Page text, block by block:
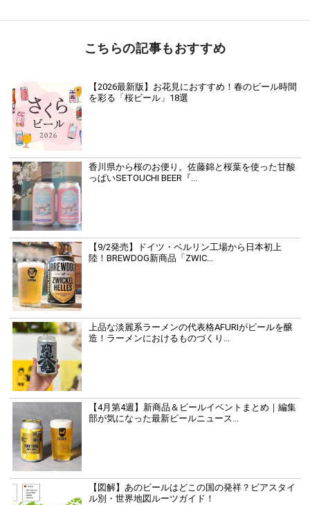
こちらの記事もおすすめ
【2026最新版】お花見におすすめ！春のビール時間
を彩る「桜ビール」18選
香川県から桜のお便り。佐藤錦と桜葉を使った甘酸
っぱいSETOUCHI BEER『...
【9/2発売】ドイツ・ベルリン工場から日本初上
陸！BREWDOG新商品「ZWIC...
上品な淡麗系ラーメンの代表格AFURIがビールを醸
造！ラーメンにおけるものづくり...
【4月第4週】新商品＆ビールイベントまとめ｜編集
部が気になった最新ビールニュース...
【図解】あのビールはどこの国の発祥？ビアスタイ
ル別・世界地図ルーツガイド！